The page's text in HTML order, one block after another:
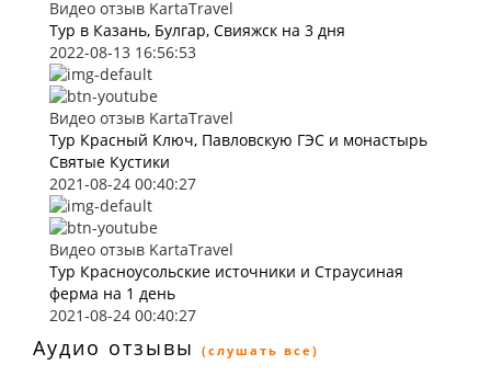
Видео отзыв KartaTravel
Тур в Казань, Булгар, Свияжск на 3 дня
2022-08-13 16:56:53
Видео отзыв KartaTravel
Тур Красный Ключ, Павловскую ГЭС и монастырь
Святые Кустики
2021-08-24 00:40:27
Видео отзыв KartaTravel
Тур Красноусольские источники и Страусиная
ферма на 1 день
2021-08-24 00:40:27
Аудио отзывы (слушать все)